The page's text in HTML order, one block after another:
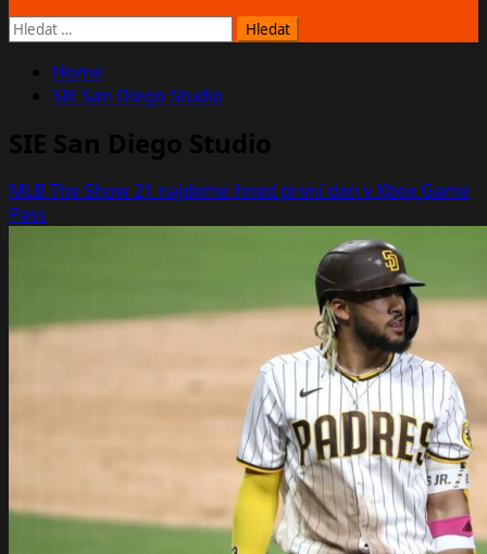
Vyhledávání
Home
SIE San Diego Studio
SIE San Diego Studio
MLB The Show 21 najdeme hned první den v Xbox Game
Pass